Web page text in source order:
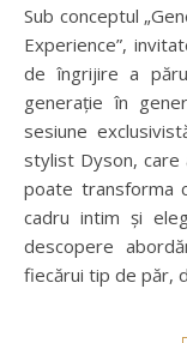
Sub conceptul
Experience”,
de îngrijire a
generație în
sesiune
stylist Dyson, care
poate transforma
cadru intim și
descopere
fiecărui tip de păr,